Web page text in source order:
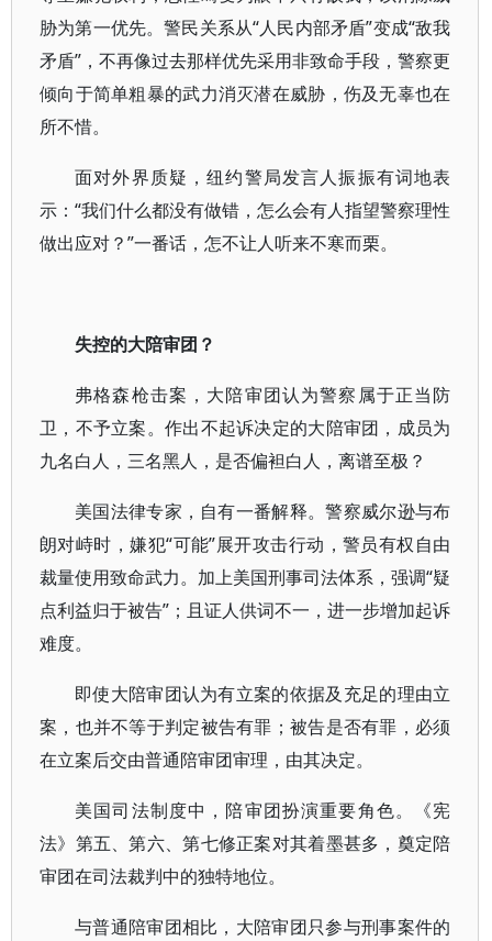
胁为第一优先。警民关系从“人民内部矛盾”变成“敌我
矛盾”，不再像过去那样优先采用非致命手段，警察更
倾向于简单粗暴的武力消灭潜在威胁，伤及无辜也在
所不惜。
面对外界质疑，纽约警局发言人振振有词地表
示：“我们什么都没有做错，怎么会有人指望警察理性
做出应对？”一番话，怎不让人听来不寒而栗。
失控的大陪审团？
弗格森枪击案，大陪审团认为警察属于正当防
卫，不予立案。作出不起诉决定的大陪审团，成员为
九名白人，三名黑人，是否偏袒白人，离谱至极？
美国法律专家，自有一番解释。警察威尔逊与布
朗对峙时，嫌犯“可能”展开攻击行动，警员有权自由
裁量使用致命武力。加上美国刑事司法体系，强调“疑
点利益归于被告”；且证人供词不一，进一步增加起诉
难度。
即使大陪审团认为有立案的依据及充足的理由立
案，也并不等于判定被告有罪；被告是否有罪，必须
在立案后交由普通陪审团审理，由其决定。
美国司法制度中，陪审团扮演重要角色。《宪
法》第五、第六、第七修正案对其着墨甚多，奠定陪
审团在司法裁判中的独特地位。
与普通陪审团相比，大陪审团只参与刑事案件的